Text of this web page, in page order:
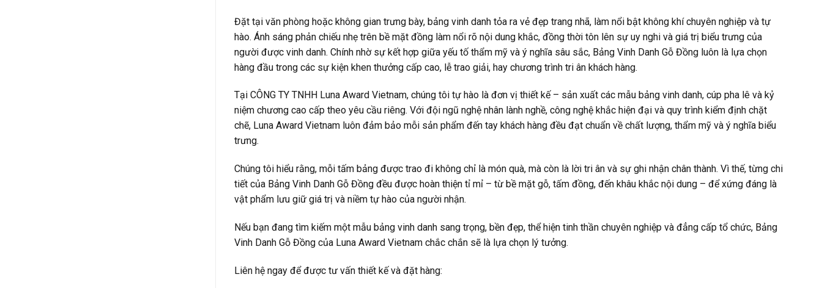
Đặt tại văn phòng hoặc không gian trưng bày, bảng vinh danh tỏa ra vẻ đẹp trang nhã, làm nổi bật không khí chuyên nghiệp và tự
hào. Ánh sáng phản chiếu nhẹ trên bề mặt đồng làm nổi rõ nội dung khắc, đồng thời tôn lên sự uy nghi và giá trị biểu trưng của
người được vinh danh. Chính nhờ sự kết hợp giữa yếu tố thẩm mỹ và ý nghĩa sâu sắc, Bảng Vinh Danh Gỗ Đồng luôn là lựa chọn
hàng đầu trong các sự kiện khen thưởng cấp cao, lễ trao giải, hay chương trình tri ân khách hàng.
Tại CÔNG TY TNHH Luna Award Vietnam, chúng tôi tự hào là đơn vị thiết kế – sản xuất các mẫu bảng vinh danh, cúp pha lê và kỷ
niệm chương cao cấp theo yêu cầu riêng. Với đội ngũ nghệ nhân lành nghề, công nghệ khắc hiện đại và quy trình kiểm định chặt
chẽ, Luna Award Vietnam luôn đảm bảo mỗi sản phẩm đến tay khách hàng đều đạt chuẩn về chất lượng, thẩm mỹ và ý nghĩa biểu
trưng.
Chúng tôi hiểu rằng, mỗi tấm bảng được trao đi không chỉ là món quà, mà còn là lời tri ân và sự ghi nhận chân thành. Vì thế, từng chi
tiết của Bảng Vinh Danh Gỗ Đồng đều được hoàn thiện tỉ mỉ – từ bề mặt gỗ, tấm đồng, đến khâu khắc nội dung – để xứng đáng là
vật phẩm lưu giữ giá trị và niềm tự hào của người nhận.
Nếu bạn đang tìm kiếm một mẫu bảng vinh danh sang trọng, bền đẹp, thể hiện tinh thần chuyên nghiệp và đẳng cấp tổ chức, Bảng
Vinh Danh Gỗ Đồng của Luna Award Vietnam chắc chắn sẽ là lựa chọn lý tưởng.
Liên hệ ngay để được tư vấn thiết kế và đặt hàng: